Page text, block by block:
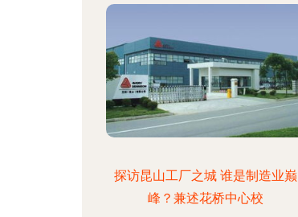
探访昆山工厂之城 谁是制造业巅
峰？兼述花桥中心校